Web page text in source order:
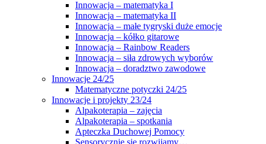
Innowacja – matematyka I
Innowacja – matematyka II
Innowacja – małe tygryski duże emocje
Innowacja – kółko gitarowe
Innowacja – Rainbow Readers
Innowacja – siła zdrowych wyborów
Innowacja – doradztwo zawodowe
Innowacje 24/25
Matematyczne potyczki 24/25
Innowacje i projekty 23/24
Alpakoterapia – zajęcia
Alpakoterapia – spotkania
Apteczka Duchowej Pomocy
Sensorycznie się rozwijamy…